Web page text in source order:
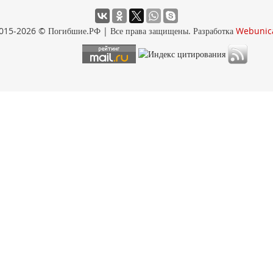
2026 © Погибшие.РФ | Все права защищены. Разработка